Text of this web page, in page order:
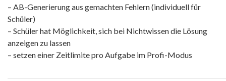
– AB-Generierung aus gemachten Fehlern (individuell für
Schüler)
– Schüler hat Möglichkeit, sich bei Nichtwissen die Lösung
anzeigen zu lassen
– setzen einer Zeitlimite pro Aufgabe im Profi-Modus